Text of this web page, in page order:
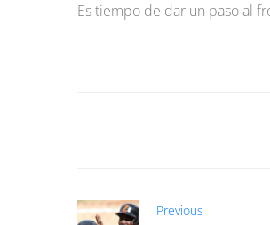
Es tiempo de dar un paso al
Previous